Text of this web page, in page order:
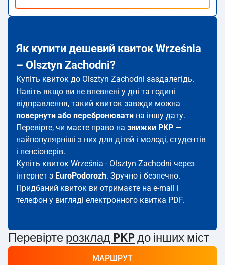
Як купити дешевий квиток Września
– Olsztyn Zachodni?
Купіть квиток до Olsztyn Zachodni заздалегідь.
Навіть якщо ви не впевнені у дні та годині
відправлення, такий квиток завжди можна
повернути або перебронювати на іншу дату.
Перевірте, чи маєте право на знижки PKP —
найпопулярніші з них для дітей і молоді, студентів
і пенсіонерів.
Купіть квиток Września - Olsztyn Zachodni через
інтернет з EuroPodorozh. Зручно і безпечно.
Придбаний квиток ви отримаєте на e-mail і
телефон у вигляді електронного квитка PDF.
Перевірте розклад PKP до інших міст
МАРШРУТ